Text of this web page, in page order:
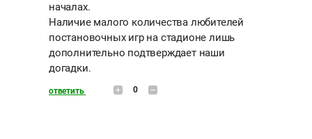
началах.
Наличие малого количества любителей
постановочных игр на стадионе лишь
дополнительно подтверждает наши
догадки.
ответить 0